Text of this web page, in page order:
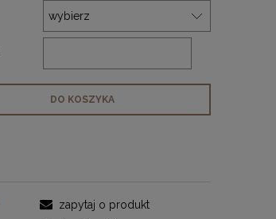
DO KOSZYKA
zapytaj o produkt